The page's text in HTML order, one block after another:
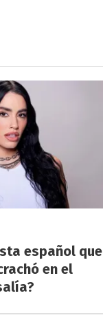
español que
en el